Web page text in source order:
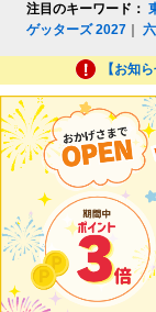
注目のキーワード：
ゲッターズ 2027 ｜
【お知